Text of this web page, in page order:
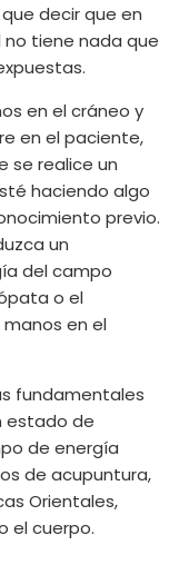
decir que en
tiene nada que
en el cráneo y
en el paciente,
se realice un
haciendo algo
previo.
un
del campo
o el
en el
fundamentales
estado de
de energía
de acupuntura,
Orientales,
el cuerpo.